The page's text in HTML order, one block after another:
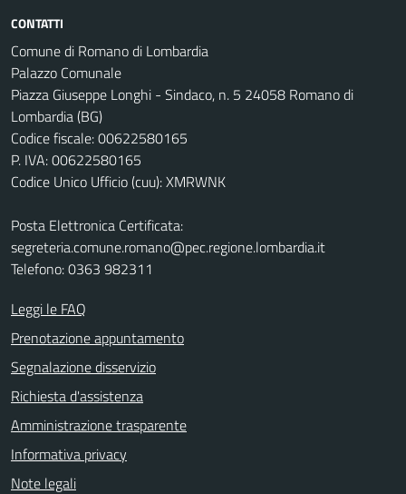
CONTATTI
Comune di Romano di Lombardia
Palazzo Comunale
Piazza Giuseppe Longhi - Sindaco, n. 5 24058 Romano di
Lombardia (BG)
Codice fiscale: 00622580165
P. IVA: 00622580165
Codice Unico Ufficio (cuu): XMRWNK
Posta Elettronica Certificata:
segreteria.comune.romano@pec.regione.lombardia.it
Telefono: 0363 982311
Leggi le FAQ
Prenotazione appuntamento
Segnalazione disservizio
Richiesta d'assistenza
Amministrazione trasparente
Informativa privacy
Note legali